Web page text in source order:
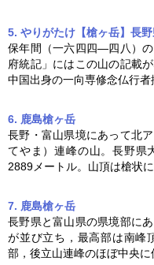
5. やりがたけ【槍ヶ岳】長
保年間（一六四四―四八）
府統記」にはこの山の記載が
中国出身の一向専修念仏行者
6. 鹿島槍ヶ岳
長野・富山県境にあって北
てやま）連峰の山。長野県
2889メートル。山頂は槍状
7. 鹿島槍ヶ岳
長野県と富山県の県境部に
が並び立ち，最高部は南峰
部，後立山連峰のほぼ中央に